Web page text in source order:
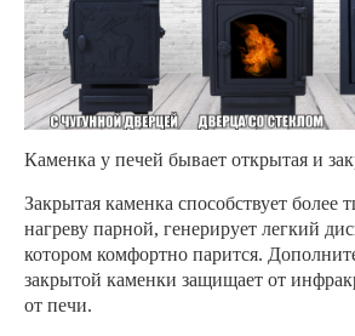
Каменка у печей бывает открытая и
Закрытая каменка способствует более
нагреву парной, генерирует легкий
котором комфортно парится.
закрытой каменки защищает от
от печи.